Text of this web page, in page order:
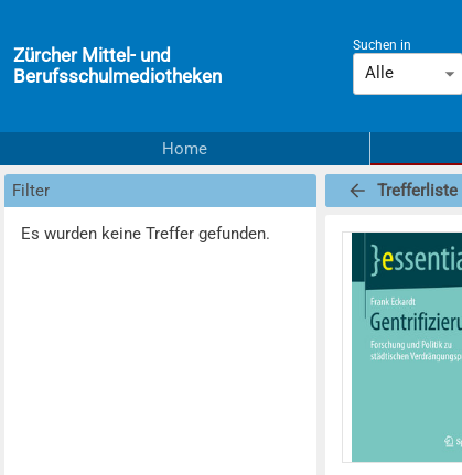
Zürcher Mittel- und
Berufsschulmediotheken
Suchen in
Alle
Home
Filter
Es wurden keine Treffer gefunden.
Trefferliste